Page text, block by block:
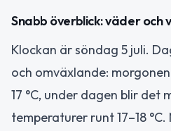
Snabb överblick: väder och
Klockan är söndag 5 juli.
och omväxlande:
17 °C, under dagen blir det
temperaturer runt 17–18